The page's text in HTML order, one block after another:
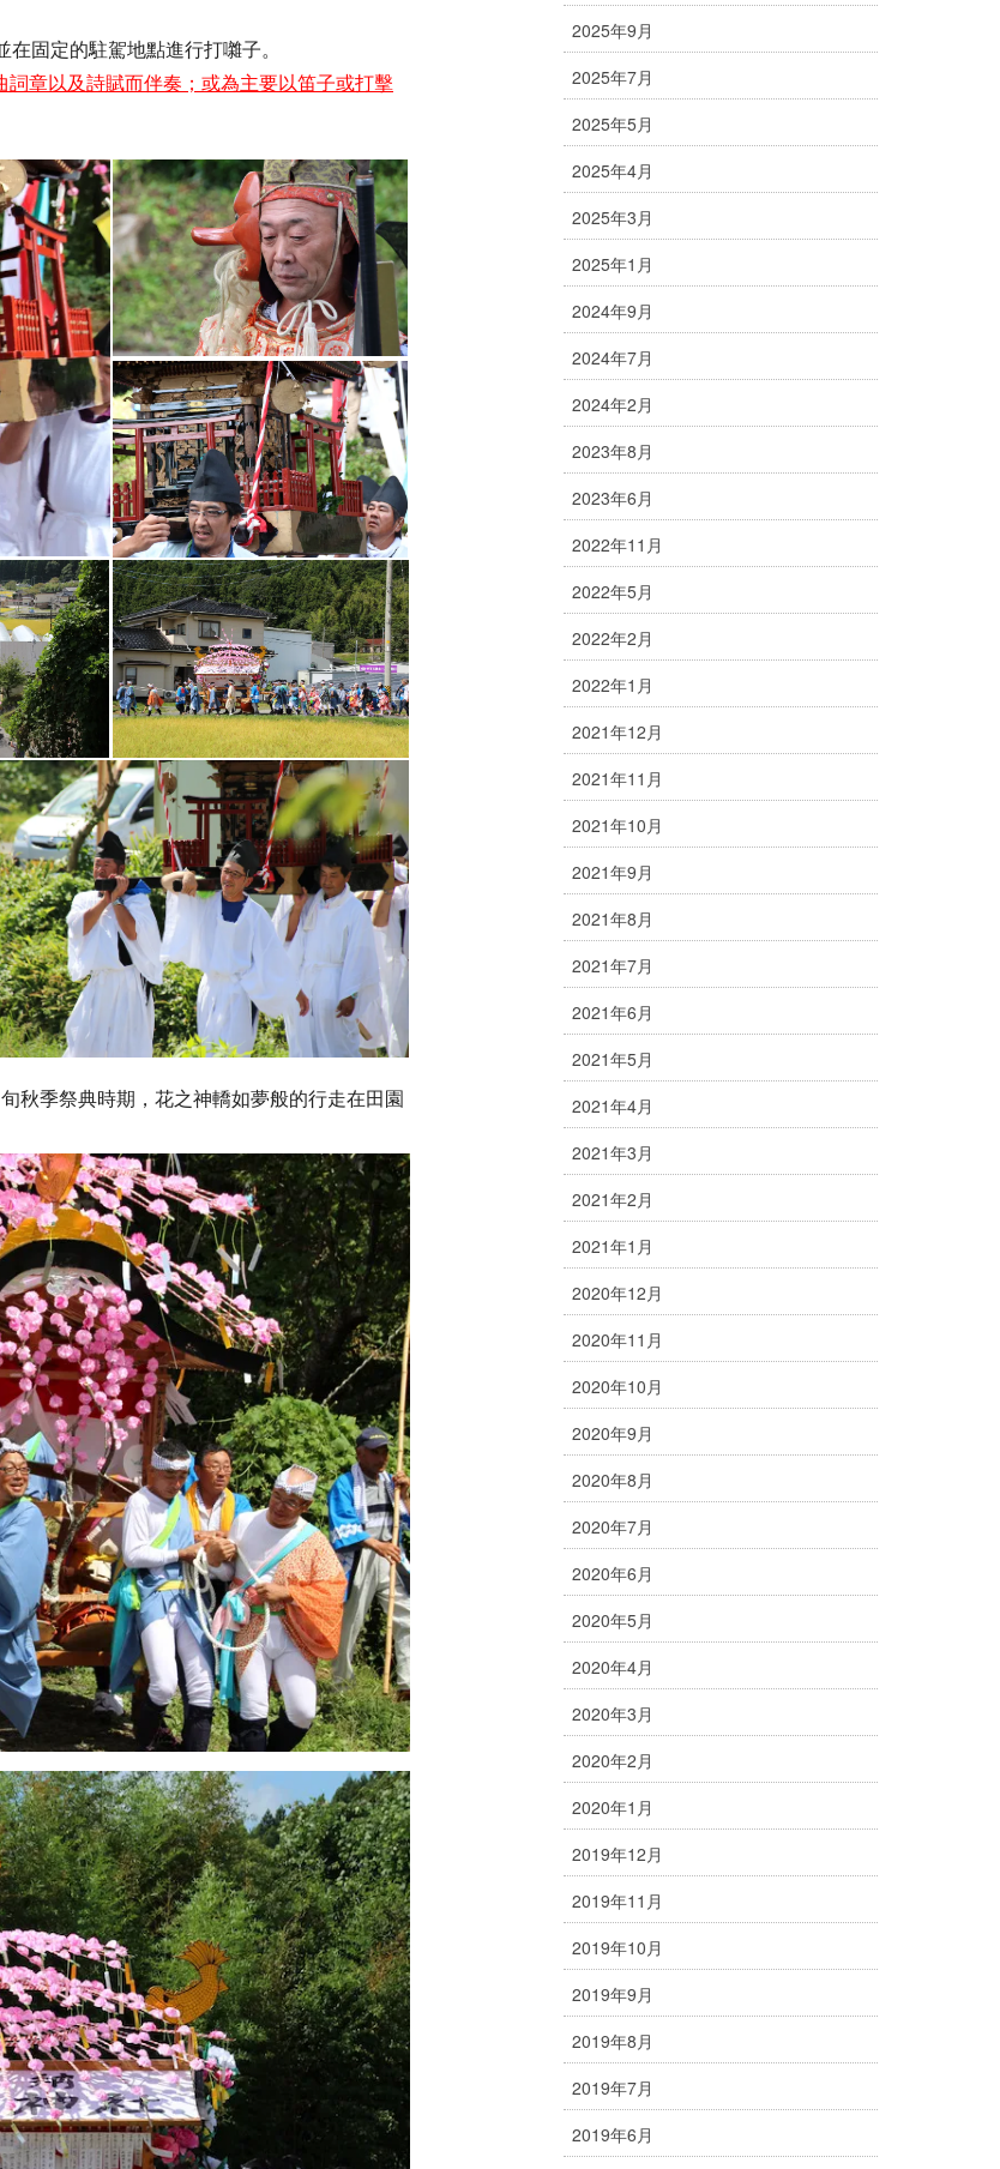
固定的駐駕地點進行打囃子。
章以及詩賦而伴奏；或為主要以笛子或打擊
秋季祭典時期，花之神轎如夢般的行走在田園
2025年9月
2025年7月
2025年5月
2025年4月
2025年3月
2025年1月
2024年9月
2024年7月
2024年2月
2023年8月
2023年6月
2022年11月
2022年5月
2022年2月
2022年1月
2021年12月
2021年11月
2021年10月
2021年9月
2021年8月
2021年7月
2021年6月
2021年5月
2021年4月
2021年3月
2021年2月
2021年1月
2020年12月
2020年11月
2020年10月
2020年9月
2020年8月
2020年7月
2020年6月
2020年5月
2020年4月
2020年3月
2020年2月
2020年1月
2019年12月
2019年11月
2019年10月
2019年9月
2019年8月
2019年7月
2019年6月